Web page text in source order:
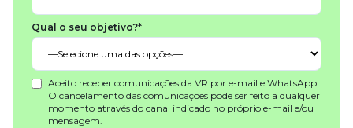
Qual o seu objetivo?*
Aceito receber comunicações da VR por e-mail e WhatsApp.
O cancelamento das comunicações pode ser feito a qualquer
momento através do canal indicado no próprio e-mail e/ou
mensagem.